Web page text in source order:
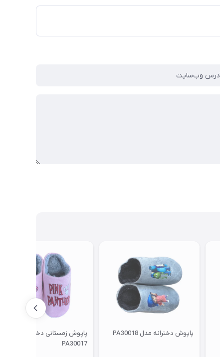
پاپوش دخترانه مدل PA30018
پاپوش زمستانی دخترانه مدل
PA30017